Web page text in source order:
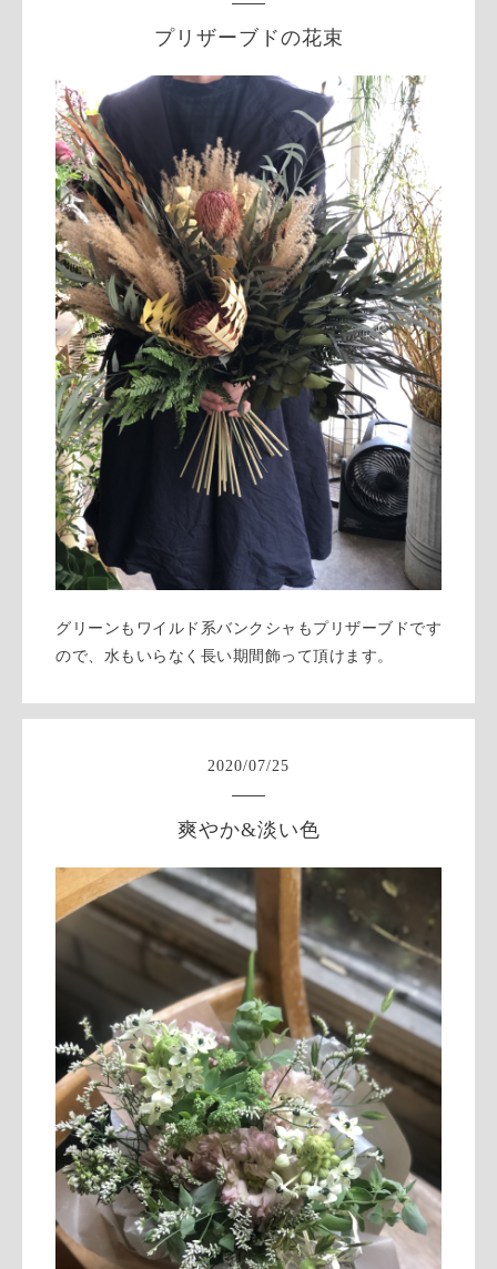
プリザーブドの花束
グリーンもワイルド系バンクシャもプリザーブドです
ので、水もいらなく長い期間飾って頂けます。
2020/07/25
爽やか&淡い色